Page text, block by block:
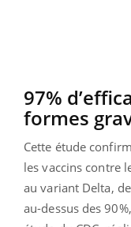
97%
formes
Cette étude
les vaccins contre
au variant Delta,
au-dessus des